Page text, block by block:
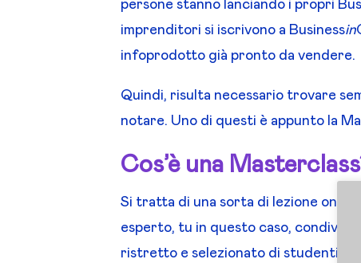
persone stanno lanciando i propri
imprenditori si iscrivono a Businessin
infoprodotto già pronto da vendere.
Quindi, risulta necessario trovare
notare. Uno di questi è appunto la
Cos’è una
Si tratta di una sorta di lezione
esperto, tu in questo caso,
ristretto e selezionato di studenti.